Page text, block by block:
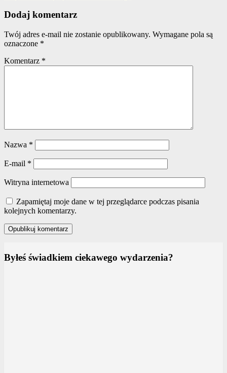
Dodaj komentarz
Twój adres e-mail nie zostanie opublikowany. Wymagane pola są
oznaczone *
Komentarz *
Nazwa *
E-mail *
Witryna internetowa
Zapamiętaj moje dane w tej przeglądarce podczas pisania
kolejnych komentarzy.
Byłeś świadkiem ciekawego wydarzenia?